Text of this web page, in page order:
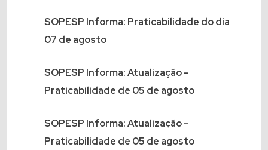
SOPESP Informa: Praticabilidade do dia
07 de agosto
SOPESP Informa: Atualização –
Praticabilidade de 05 de agosto
SOPESP Informa: Atualização –
Praticabilidade de 05 de agosto